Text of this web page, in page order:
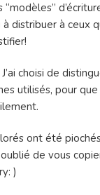
distribuer à ceux
choisi de
utilisés, pour
ont été
de vous
)